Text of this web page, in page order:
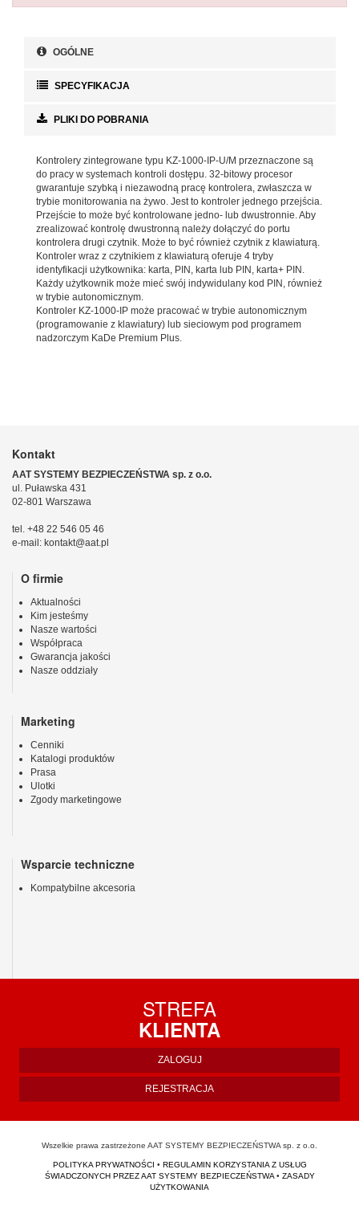
OGÓLNE
SPECYFIKACJA
PLIKI DO POBRANIA
Kontrolery zintegrowane typu KZ-1000-IP-U/M przeznaczone są
do pracy w systemach kontroli dostępu. 32-bitowy procesor
gwarantuje szybką i niezawodną pracę kontrolera, zwłaszcza w
trybie monitorowania na żywo. Jest to kontroler jednego przejścia.
Przejście to może być kontrolowane jedno- lub dwustronnie. Aby
zrealizować kontrolę dwustronną należy dołączyć do portu
kontrolera drugi czytnik. Może to być również czytnik z klawiaturą.
Kontroler wraz z czytnikiem z klawiaturą oferuje 4 tryby
identyfikacji użytkownika: karta, PIN, karta lub PIN, karta+ PIN.
Każdy użytkownik może mieć swój indywidulany kod PIN, również
w trybie autonomicznym.
Kontroler KZ-1000-IP może pracować w trybie autonomicznym
(programowanie z klawiatury) lub sieciowym pod programem
nadzorczym KaDe Premium Plus.
Kontakt
AAT SYSTEMY BEZPIECZEŃSTWA sp. z o.o.
ul. Puławska 431
02-801 Warszawa
tel. +48 22 546 05 46
e-mail: kontakt@aat.pl
O firmie
Aktualności
Kim jesteśmy
Nasze wartości
Współpraca
Gwarancja jakości
Nasze oddziały
Marketing
Cenniki
Katalogi produktów
Prasa
Ulotki
Zgody marketingowe
Wsparcie techniczne
Kompatybilne akcesoria
STREFA
KLIENTA
ZALOGUJ
REJESTRACJA
Wszelkie prawa zastrzeżone AAT SYSTEMY BEZPIECZEŃSTWA sp. z o.o.
POLITYKA PRYWATNOŚCI • REGULAMIN KORZYSTANIA Z USŁUG
ŚWIADCZONYCH PRZEZ AAT SYSTEMY BEZPIECZEŃSTWA• ZASADY
UŻYTKOWANIA